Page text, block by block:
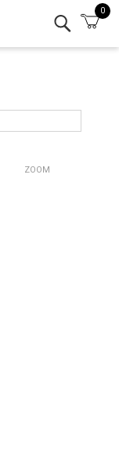
0
ZOOM